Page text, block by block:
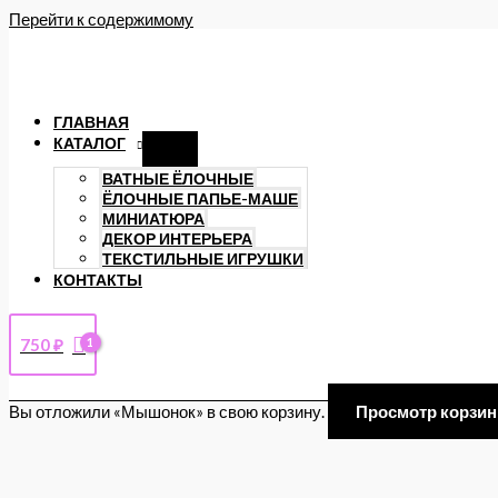
Перейти к содержимому
ГЛАВНАЯ
КАТАЛОГ
ВАТНЫЕ ЁЛОЧНЫЕ
ЁЛОЧНЫЕ ПАПЬЕ-МАШЕ
МИНИАТЮРА
ДЕКОР ИНТЕРЬЕРА
ТЕКСТИЛЬНЫЕ ИГРУШКИ
КОНТАКТЫ
750₽
Вы отложили «Мышонок» в свою корзину. Просмотр